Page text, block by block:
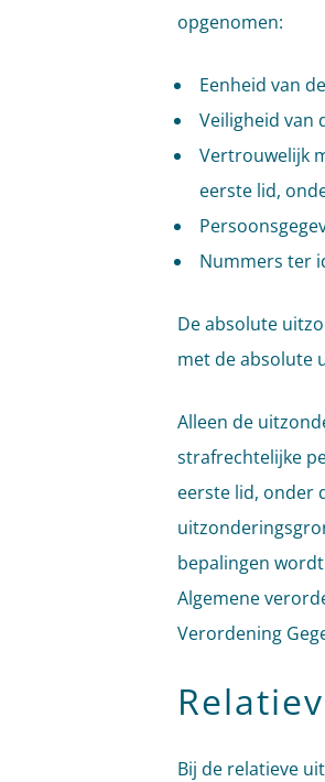
opgenomen:
Eenheid van
Veiligheid van
Vertrouwelijk
eerste lid,
Nummers ter
De absolute
met de absolute
Alleen de
strafrechtelijke
eerste lid, onder
bepalingen
Algemene
Verordening
Bij de relatieve